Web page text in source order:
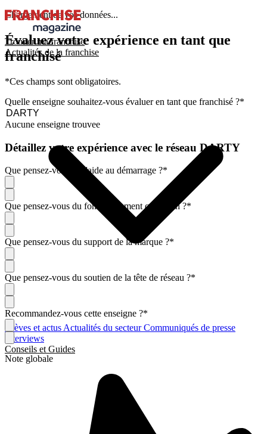
Trouver ma franchise
Actualités de la franchise
Brèves et actus Actualités du secteurCommuniqués de presse
Interviews
Conseils et Guides
Chargement de vos données...
Évaluez votre expérience en tant que
franchisé
*Ces champs sont obligatoires.
Quelle enseigne souhaitez-vous évaluer en tant que franchisé ?*
Aucune enseigne trouvee
Détaillez votre expérience avec le réseau DARTY
Que pensez-vous de l'aide au démarrage ?*
Que pensez-vous du fonctionnement quotidien ?*
Que pensez-vous du support de la marque ?*
Que pensez-vous du soutien de la tête de réseau ?*
Recommandez-vous cette enseigne ?*
Note globale